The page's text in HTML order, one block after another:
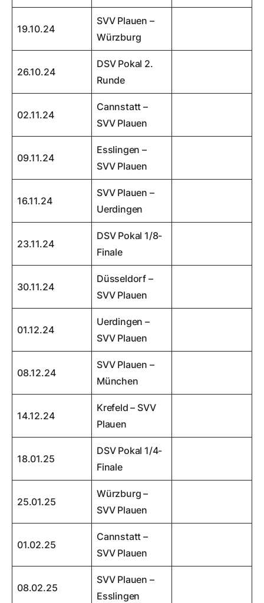
19.10.24
SVV Plauen –
Würzburg
26.10.24
DSV Pokal 2.
Runde
02.11.24
Cannstatt –
SVV Plauen
09.11.24
Esslingen –
SVV Plauen
16.11.24
SVV Plauen –
Uerdingen
23.11.24
DSV Pokal 1/8-
Finale
30.11.24
Düsseldorf –
SVV Plauen
01.12.24
Uerdingen –
SVV Plauen
08.12.24
SVV Plauen –
München
14.12.24
Krefeld – SVV
Plauen
18.01.25
DSV Pokal 1/4-
Finale
25.01.25
Würzburg –
SVV Plauen
01.02.25
Cannstatt –
SVV Plauen
08.02.25
SVV Plauen –
Esslingen